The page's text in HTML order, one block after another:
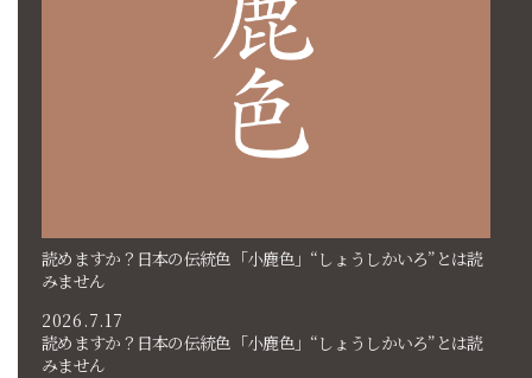
読めますか？日本の伝統色「小鹿色」“しょうしかいろ”とは読
みません
2026.7.17
読めますか？日本の伝統色「小鹿色」“しょうしかいろ”とは読
みません